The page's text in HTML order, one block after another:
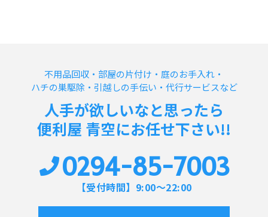
不用品回収・部屋の片付け・庭のお手入れ・
ハチの巣駆除・引越しの手伝い・代行サービスなど
人手が欲しいなと思ったら
便利屋 青空にお任せ下さい!!
0294-85-7003
【受付時間】9:00～22:00